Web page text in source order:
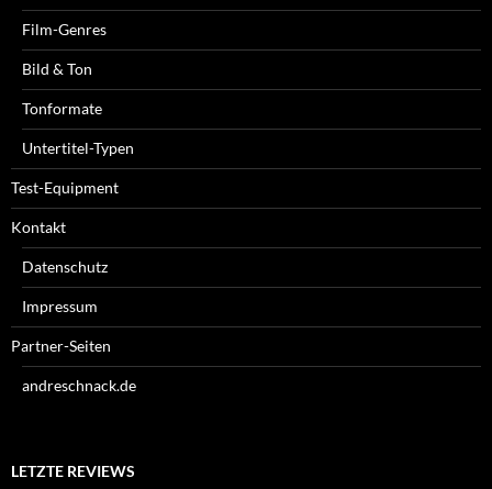
Film-Genres
Bild & Ton
Tonformate
Untertitel-Typen
Test-Equipment
Kontakt
Datenschutz
Impressum
Partner-Seiten
andreschnack.de
LETZTE REVIEWS